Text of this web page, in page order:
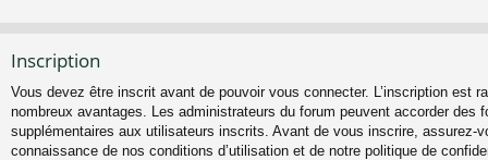
Inscription
Vous devez être inscrit avant de pouvoir vous connecter. L’inscription est
nombreux avantages. Les administrateurs du forum peuvent accorder des
supplémentaires aux utilisateurs inscrits. Avant de vous inscrire, assurez-
connaissance de nos conditions d’utilisation et de notre politique de